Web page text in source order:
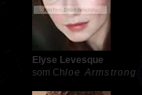
Elyse Levesque
som Chloe Armstrong